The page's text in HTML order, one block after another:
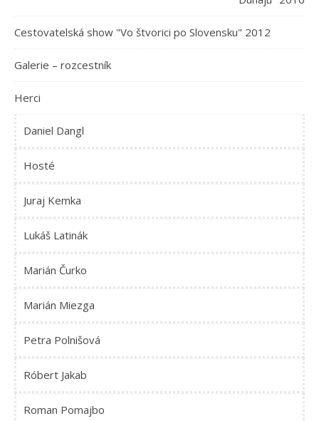
Cestovatelská show "Vo štvorici po Slovensku" 2012
Galerie – rozcestník
Herci
Daniel Dangl
Hosté
Juraj Kemka
Lukáš Latinák
Marián Čurko
Marián Miezga
Petra Polnišová
Róbert Jakab
Roman Pomajbo